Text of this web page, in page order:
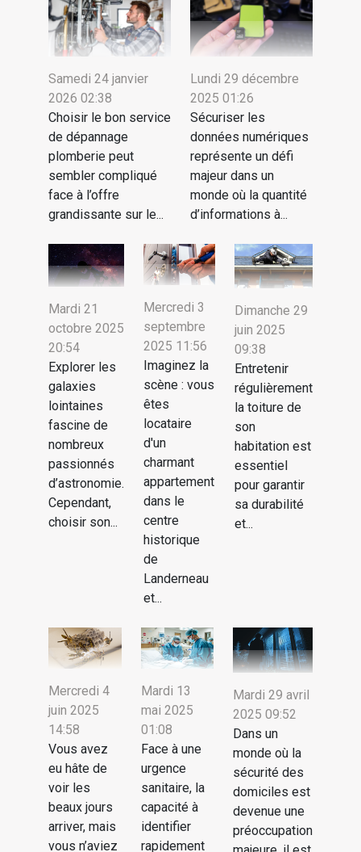
Samedi 24 janvier
2026 02:38
Choisir le bon service
de dépannage
plomberie peut
sembler compliqué
face à l’offre
grandissante sur le...
Lundi 29 décembre
2025 01:26
Sécuriser les
données numériques
représente un défi
majeur dans un
monde où la quantité
d’informations à...
Mardi 21
octobre 2025
20:54
Explorer les
galaxies
lointaines
fascine de
nombreux
passionnés
d’astronomie.
Cependant,
choisir son...
Mercredi 3
septembre
2025 11:56
Imaginez la
scène : vous
êtes
locataire
d'un
charmant
appartement
dans le
centre
historique
de
Landerneau
et...
Dimanche 29
juin 2025
09:38
Entretenir
régulièrement
la toiture de
son
habitation est
essentiel
pour garantir
sa durabilité
et...
Mercredi 4
juin 2025
14:58
Vous avez
eu hâte de
voir les
beaux jours
arriver, mais
vous n’aviez
Mardi 13
mai 2025
01:08
Face à une
urgence
sanitaire, la
capacité à
identifier
rapidement
Mardi 29 avril
2025 09:52
Dans un
monde où la
sécurité des
domiciles est
devenue une
préoccupation